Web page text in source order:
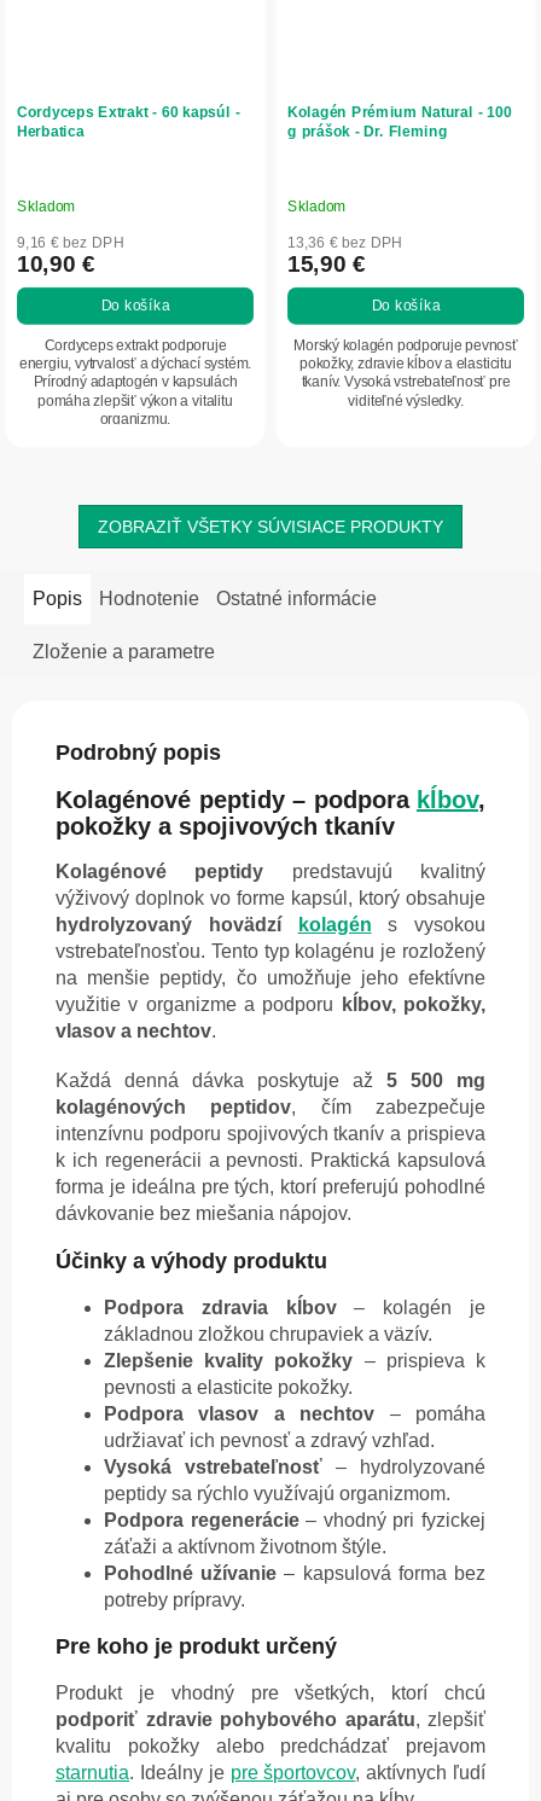
Cordyceps Extrakt - 60 kapsúl -
Herbatica
Skladom
9,16 € bez DPH
10,90 €
Do košíka
Cordyceps extrakt podporuje
energiu, vytrvalosť a dýchací systém.
Prírodný adaptogén v kapsulách
pomáha zlepšiť výkon a vitalitu
organizmu.
Kolagén Prémium Natural - 100
g prášok - Dr. Fleming
Skladom
13,36 € bez DPH
15,90 €
Do košíka
Morský kolagén podporuje pevnosť
pokožky, zdravie kĺbov a elasticitu
tkanív. Vysoká vstrebateľnosť pre
viditeľné výsledky.
ZOBRAZIŤ VŠETKY SÚVISIACE PRODUKTY
Popis Hodnotenie Ostatné informácie
Zloženie a parametre
Podrobný popis
Kolagénové peptidy – podpora kĺbov,
pokožky a spojivových tkanív
Kolagénové peptidy predstavujú kvalitný
výživový doplnok vo forme kapsúl, ktorý obsahuje
hydrolyzovaný hovädzí
kolagén s vysokou
vstrebateľnosťou. Tento typ kolagénu je rozložený
na menšie peptidy, čo umožňuje jeho efektívne
využitie v organizme a podporu
kĺbov, pokožky,
vlasov a nechtov.
Každá denná dávka poskytuje až 5 500 mg
kolagénových peptidov, čím zabezpečuje
intenzívnu podporu spojivových tkanív a prispieva
k ich regenerácii a pevnosti. Praktická kapsulová
forma je ideálna pre tých, ktorí preferujú pohodlné
dávkovanie bez miešania nápojov.
Účinky a výhody produktu
Podpora zdravia kĺbov– kolagén je
základnou zložkou chrupaviek a väzív.
Zlepšenie kvality pokožky – prispieva k
pevnosti a elasticite pokožky.
Podpora vlasov a nechtov – pomáha
udržiavať ich pevnosť a zdravý vzhľad.
Vysoká vstrebateľnosť – hydrolyzované
peptidy sa rýchlo využívajú organizmom.
Podpora regenerácie– vhodný pri fyzickej
záťaži a aktívnom životnom štýle.
Pohodlné užívanie – kapsulová forma bez
potreby prípravy.
Pre koho je produkt určený
Produkt je vhodný pre všetkých, ktorí chcú
podporiť zdravie pohybového aparátu, zlepšiť
kvalitu pokožky alebo predchádzať prejavom
starnutia. Ideálny je pre športovcov, aktívnych ľudí